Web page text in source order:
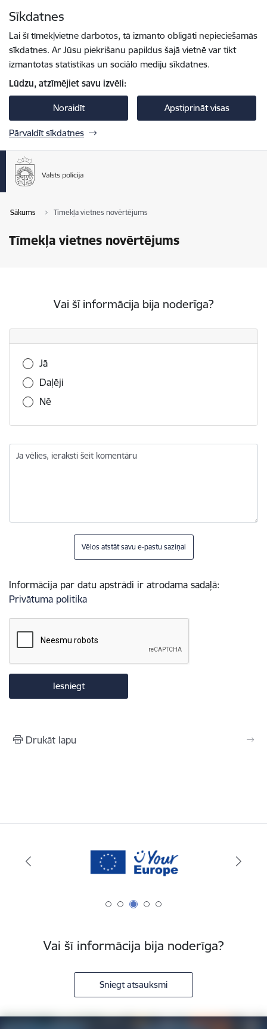
Sīkdatnes
Lai šī tīmekļvietne darbotos, tā izmanto obligāti nepieciešamās
sīkdatnes. Ar Jūsu piekrišanu papildus šajā vietnē var tikt
izmantotas statistikas un sociālo mediju sīkdatnes.
Lūdzu, atzīmējiet savu izvēli:
Noraidīt Apstiprināt visas
Pārvaldīt sīkdatnes
Sākums Tīmekļa vietnes novērtējums
Tīmekļa vietnes novērtējums
Vai šī informācija bija noderīga?
Vai šī informācija bija noderīga?
Jā
Daļēji
Nē
Ja vēlies, ieraksti šeit komentāru
Vēlos atstāt savu e-pastu saziņai
Informācija par datu apstrādi ir atrodama sadaļā:
Privātuma politika
Drukāt lapu
Vai šī informācija bija noderīga?
Sniegt atsauksmi